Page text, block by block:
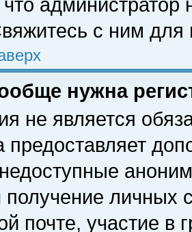
с ним для
нужна
не является
предоставляет
получение личных
почте, участие в